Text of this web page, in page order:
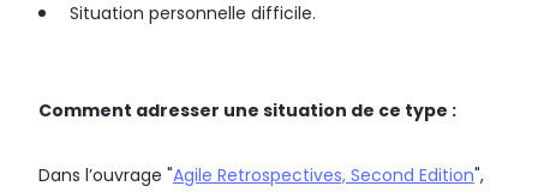
Situation personnelle difficile.
Comment adresser une situation de ce type :
Dans l’ouvrage "Agile Retrospectives, Second Edition",